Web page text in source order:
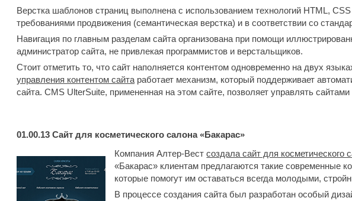
Верстка шаблонов страниц выполнена с использованием технологий HTML,
требованиями продвижения (семантическая верстка) и в соответствии со
Навигация по главным разделам сайта организована при помощи
администратор сайта, не привлекая программистов и верстальщиков.
Стоит отметить то, что сайт наполняется контентом одновременно на двух
управления контентом сайта работает механизм, который поддерживает
сайта. CMS UlterSuite, примененная на этом сайте, позволяет управлять
01.00.13 Cайт для косметического салона «Бакарас»
Компания Алтер-Вестсоздала сайт для косметического
«Бакарас» клиентам предлагаются такие современные
которые помогут им оставаться всегда молодыми,
В процессе создания сайта был разработан особый